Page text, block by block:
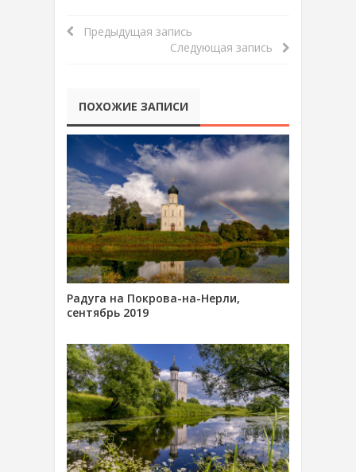
Предыдущая запись
Следующая запись
ПОХОЖИЕ ЗАПИСИ
Радуга на Покрова-на-Нерли,
сентябрь 2019